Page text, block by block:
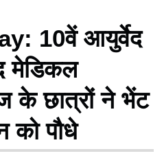
10वें आयुर्वेद
मेडिकल
के छात्रों ने भेंट
को पौधे